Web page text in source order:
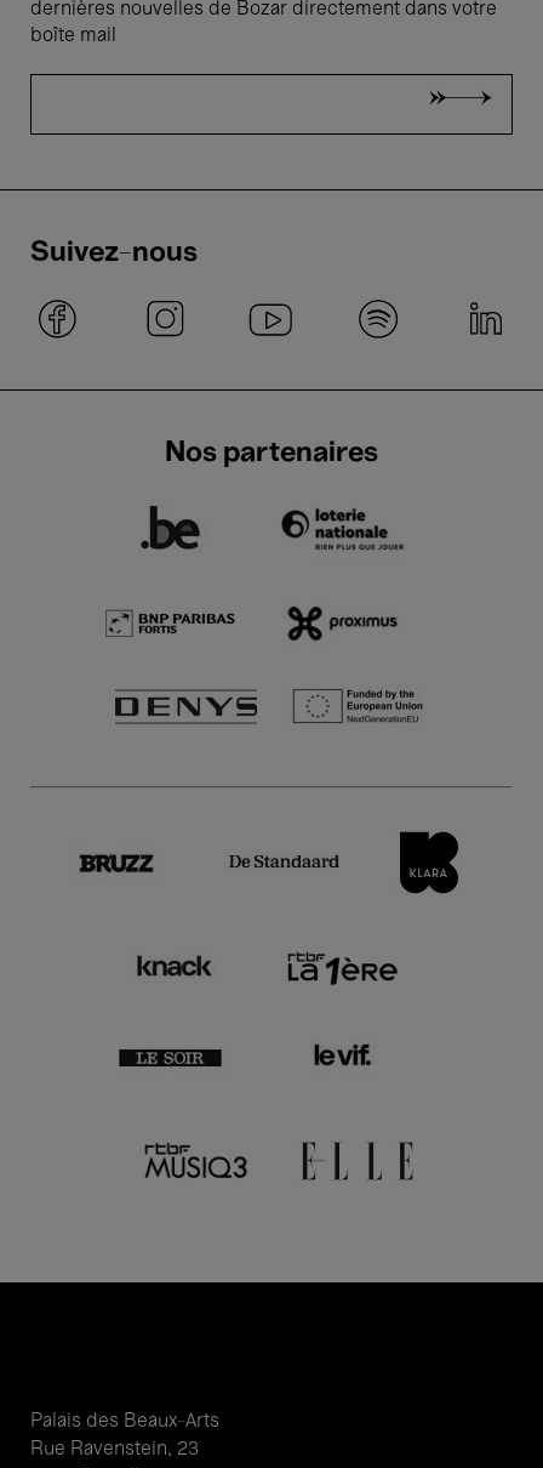
dernières nouvelles de Bozar directement dans votre
boîte mail
Suivez-nous
Nos partenaires
Palais des Beaux-Arts
Rue Ravenstein, 23